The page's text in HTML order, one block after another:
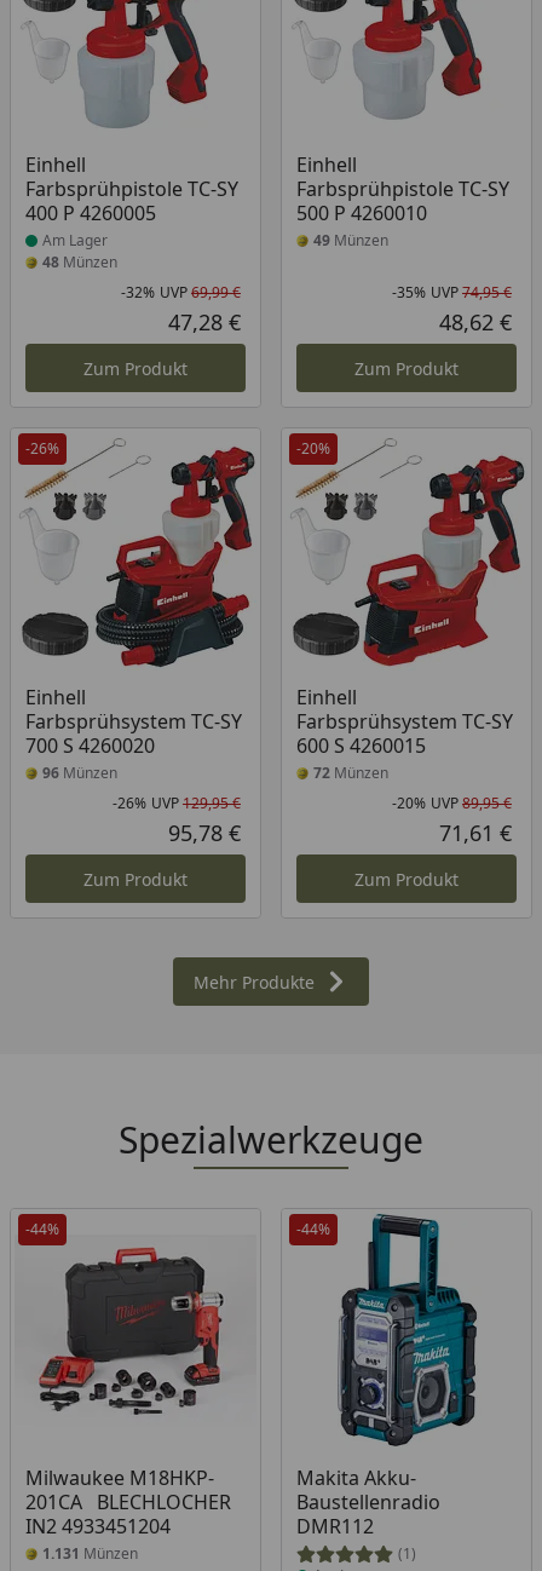
Einhell
Farbsprühpistole TC-SY
400 P 4260005
Produkt am Lager
Am Lager
48 Münzen
Rabatt in Prozent
-32%
Ursprünglicher Preis
UVP69,99 €
Aktueller Preis
47,28 €
Zum Produkt
Einhell
Farbsprühpistole TC-SY
500 P 4260010
49 Münzen
-35% UVP74,95 €
48,62 €
Zum Produkt
-26%
Einhell
Farbsprühsystem TC-SY
700 S 4260020
96 Münzen
Rabatt in Prozent
-26%
Ursprünglicher Preis
UVP129,95 €
Aktueller Preis
95,78 €
Zum Produkt
-20%
Einhell
Farbsprühsystem TC-SY
600 S 4260015
72 Münzen
-20% UVP89,95 €
71,61 €
Zum Produkt
Mehr Produkte
Spezialwerkzeuge
-44%
Milwaukee M18HKP-
201CA BLECHLOCHER
IN2 4933451204
1.131 Münzen
-44%
Makita Akku-
Baustellenradio
DMR112
(1)
Produkt am Lager